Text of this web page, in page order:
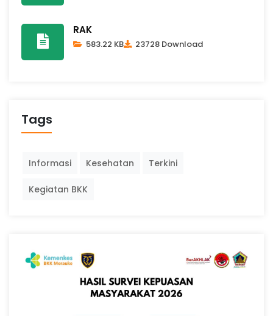
RAK
583.22 KB 23728 Download
Tags
Informasi Kesehatan Terkini
Kegiatan BKK